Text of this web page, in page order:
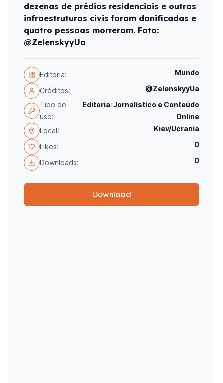
dezenas de prédios residenciais e outras
infraestruturas civis foram danificadas e
quatro pessoas morreram. Foto:
@ZelenskyyUa
Editoria: Mundo
Créditos:
@ZelenskyyUa
Tipo de
uso:
Editorial Jornalístico e Conteúdo
Online
Local:
Kiev/Ucrania
Likes: 0
Downloads: 0
Download